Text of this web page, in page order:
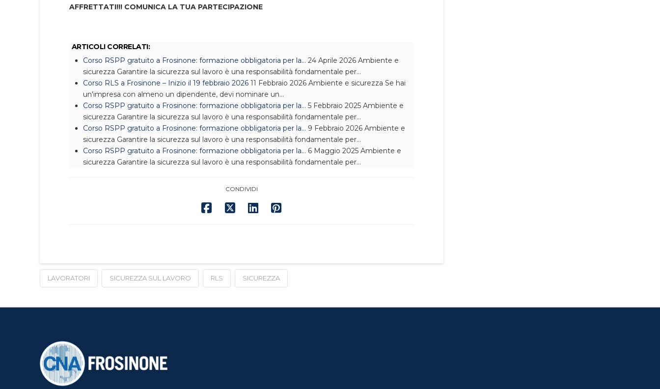
AFFRETTATI!!! COMUNICA LA TUA PARTECIPAZIONE
ARTICOLI CORRELATI:
Corso RSPP gratuito a Frosinone: formazione obbligatoria per la… 24 Aprile 2026 Ambiente e
sicurezza Garantire la sicurezza sul lavoro è una responsabilità fondamentale per…
Corso RLS a Frosinone – Inizio il 19 febbraio 202611 Febbraio 2026 Ambiente e sicurezza Se hai
un'impresa con almeno un dipendente, devi nominare un…
Corso RSPP gratuito a Frosinone: formazione obbligatoria per la… 5 Febbraio 2025 Ambiente e
sicurezza Garantire la sicurezza sul lavoro è una responsabilità fondamentale per…
Corso RSPP gratuito a Frosinone: formazione obbligatoria per la… 9 Febbraio 2026 Ambiente e
sicurezza Garantire la sicurezza sul lavoro è una responsabilità fondamentale per…
Corso RSPP gratuito a Frosinone: formazione obbligatoria per la… 6 Maggio 2025 Ambiente e
sicurezza Garantire la sicurezza sul lavoro è una responsabilità fondamentale per…
CONDIVIDI
LAVORATORI SICUREZZA SUL LAVORO RLS SICUREZZA